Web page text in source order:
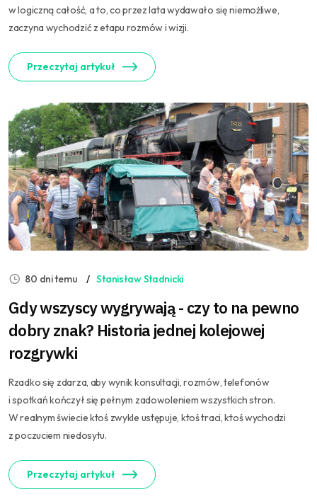
w logiczną całość, a to, co przez lata wydawało się niemożliwe,
zaczyna wychodzić z etapu rozmów i wizji.
Przeczytaj artykuł
80 dni temu Stanisław Stadnicki
Gdy wszyscy wygrywają - czy to na pewno
dobry znak? Historia jednej kolejowej
rozgrywki
Rzadko się zdarza, aby wynik konsultacji, rozmów, telefonów
i spotkań kończył się pełnym zadowoleniem wszystkich stron.
W realnym świecie ktoś zwykle ustępuje, ktoś traci, ktoś wychodzi
z poczuciem niedosytu.
Przeczytaj artykuł